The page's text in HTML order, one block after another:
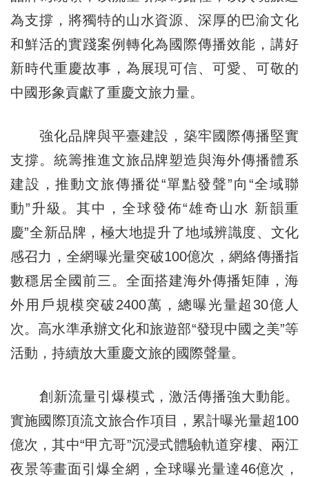
為支撐，將獨特的山水資源、深厚的巴渝文化
和鮮活的實踐案例轉化為國際傳播效能，講好
新時代重慶故事，為展現可信、可愛、可敬的
中國形象貢獻了重慶文旅力量。
強化品牌與平臺建設，築牢國際傳播堅實
支撐。統籌推進文旅品牌塑造與海外傳播體系
建設，推動文旅傳播從“單點發聲”向“全域聯
動”升級。其中，全球發佈“雄奇山水 新韻重
慶”全新品牌，極大地提升了地域辨識度、文化
感召力，全網曝光量突破100億次，網絡傳播指
數穩居全國前三。全面搭建海外傳播矩陣，海
外用戶規模突破2400萬，總曝光量超30億人
次。高水準承辦文化和旅遊部“發現中國之美”等
活動，持續放大重慶文旅的國際聲量。
創新流量引爆模式，激活傳播強大動能。
實施國際頂流文旅合作項目，累計曝光量超100
億次，其中“甲亢哥”沉浸式體驗軌道穿樓、兩江
夜景等畫面引爆全網，全球曝光量達46億次，